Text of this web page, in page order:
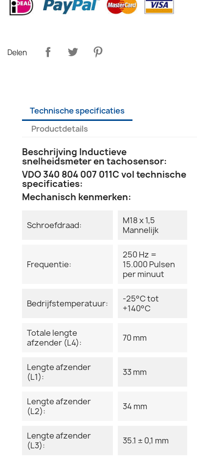
Delen
Technische specificaties
Productdetails
Beschrijving Inductieve
snelheidsmeter en tachosensor:
VDO 340 804 007 011C vol technische
specificaties:
Mechanisch kenmerken:
Schroefdraad:
M18 x 1,5
Mannelijk
Frequentie:
250 Hz =
15.000 Pulsen
per minuut
Bedrijfstemperatuur:
-25°C tot
+140°C
Totale lengte
afzender (L4):
70 mm
Lengte afzender
(L1):
33 mm
Lengte afzender
(L2):
34 mm
Lengte afzender
(L3):
35.1 ± 0,1 mm